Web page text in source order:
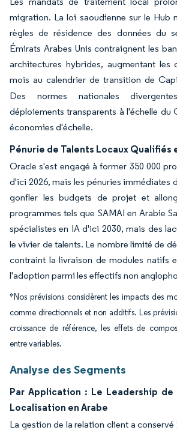
migration. La loi saoudienne sur le Hub
règles de résidence des données du
Émirats Arabes Unis contraignent les
architectures hybrides, augmentant
mois au calendrier de transition de
Des normes nationales
déploiements transparents à l'échelle du
économies d'échelle.
Pénurie de Talents Locaux Qualifiés
Oracle s'est engagé à former 350 000
d'ici 2026, mais les pénuries
gonfler les budgets de projet et
programmes tels que SAMAI en Arabie
spécialistes en IA d'ici 2030, mais des
le vivier de talents. Le nombre limité de
contraint la livraison de modules natifs
l'adoption parmi les effectifs non
*Nos prévisions considèrent les impacts des
comme directionnels et non additifs. Les
croissance de référence, les effets de
entre variables.
Analyse des Segments
Par Application : Le Leadership de
Localisation en Arabe
La gestion de la relation client a conservé